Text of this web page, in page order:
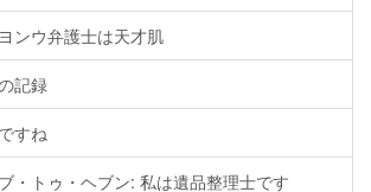
ンウ弁護士は天才肌
記録
すね
・トゥ・ヘブン: 私は遺品整理士です